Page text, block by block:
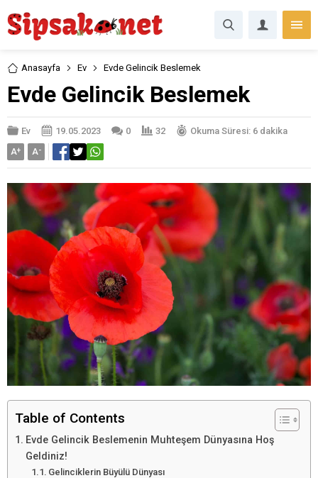
Anasayfa Ev Evde Gelincik Beslemek
Evde Gelincik Beslemek
Ev 19.05.2023 0 32
Okuma Süresi: 6 dakika
A+ A-
Table of Contents
Evde Gelincik Beslemenin Muhteşem Dünyasına Hoş
Geldiniz!
Gelinciklerin Büyülü Dünyası